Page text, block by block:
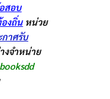
สอบ
งถิ่นหน่วย
กาศรับ
จำหน่าย